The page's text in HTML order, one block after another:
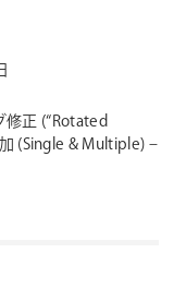
修正 (“Rotated
(Single & Multiple) –